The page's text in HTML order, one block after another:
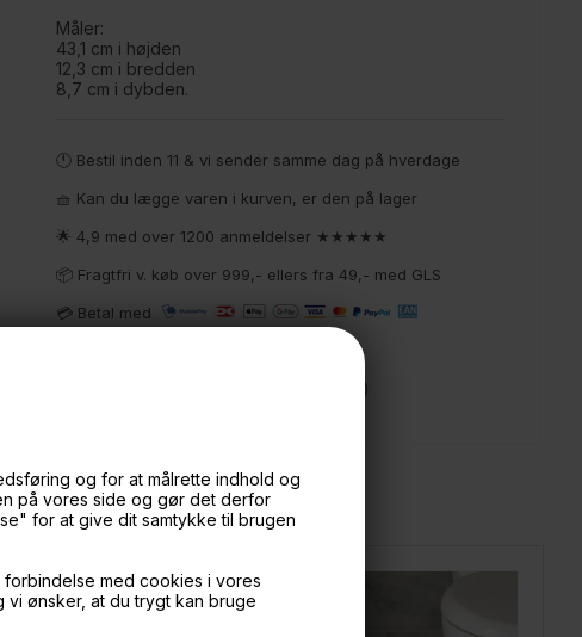
og for at målrette indhold og
på vores side og gør det derfor
for at give dit samtykke til brugen
forbindelse med cookies i vores
ønsker, at du trygt kan bruge
Måler:
43,1 cm i højden
12,3 cm i bredden
8,7 cm i dybden.
🕚 Bestil inden 11 & vi sender samme dag på hverdage
🧺 Kan du lægge varen i kurven, er den på lager
🌟 4,9 med over 1200 anmeldelser ★★★★★
📦 Fragtfri v. køb over 999,- ellers fra 49,- med GLS
💳 Betal med
(24/7)